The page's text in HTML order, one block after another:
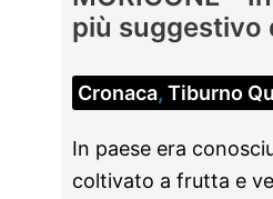
più suggestivo
Cronaca, Tiburno
In paese era
coltivato a frutta e